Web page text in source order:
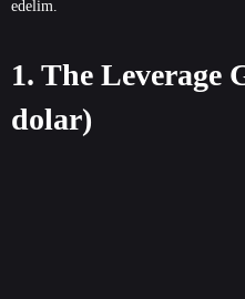
edelim.
1. The Leverage
dolar)